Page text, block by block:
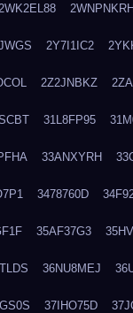
2WK2EL88 2WNPNKRH
2Y7I1IC2
2Z2JNBKZ
31L8FP95
33ANXYRH
3478760D
35AF37G3
36NU8MEJ
37IHO75D